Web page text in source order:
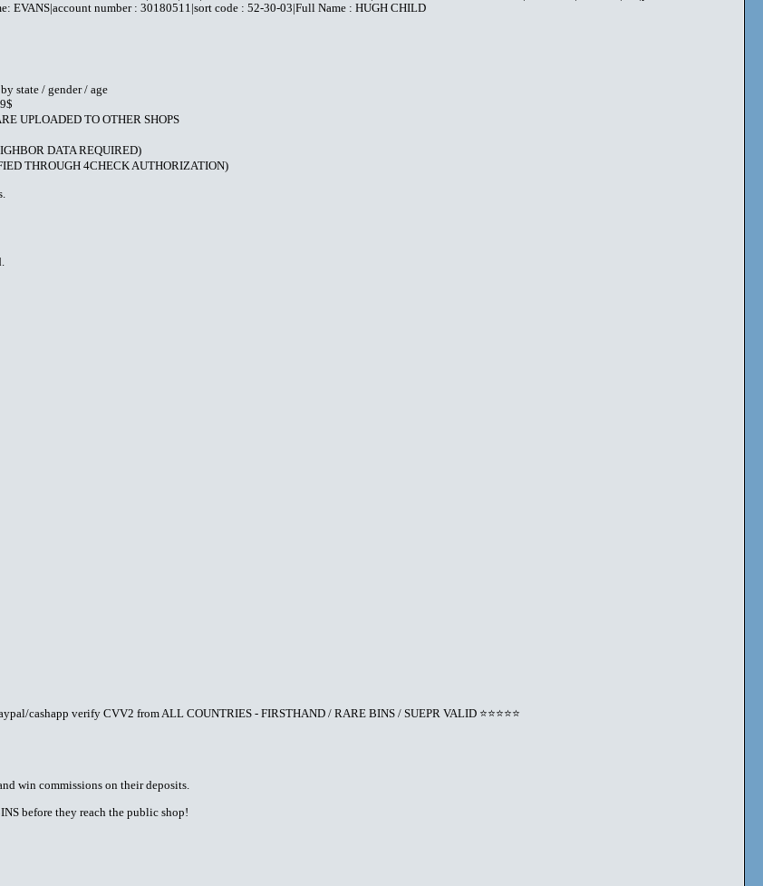
EVANS|account number : 30180511|sort code : 52-30-03|Full Name : HUGH CHILD
state / gender / age
UPLOADED TO OTHER SHOPS
DATA REQUIRED)
THROUGH 4CHECK AUTHORIZATION)
cashapp verify CVV2 from ALL COUNTRIES - FIRSTHAND / RARE BINS / SUEPR VALID ⭐️⭐️⭐️⭐️⭐️
win commissions on their deposits.
before they reach the public shop!